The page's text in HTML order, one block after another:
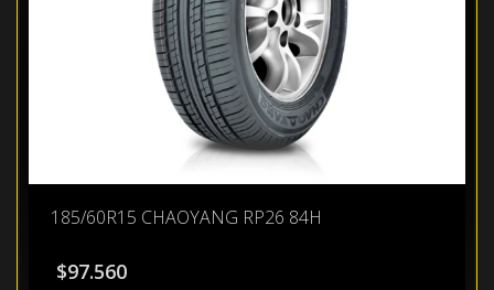
185/60R15 CHAOYANG RP26 84H
$97.560